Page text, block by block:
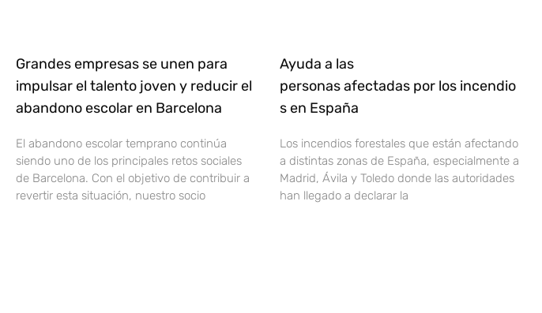
Grandes empresas se unen para
impulsar el talento joven y reducir el
abandono escolar en Barcelona
El abandono escolar temprano continúa
siendo uno de los principales retos sociales
de Barcelona. Con el objetivo de contribuir a
revertir esta situación, nuestro socio
Ayuda a las
personas afectadas por los incendio
s en España
Los incendios forestales que están afectando
a distintas zonas de España, especialmente a
Madrid, Ávila y Toledo donde las autoridades
han llegado a declarar la